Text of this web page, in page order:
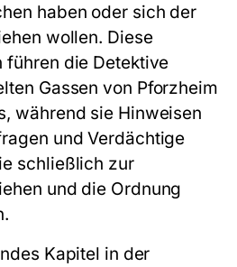
haben oder sich der
wollen. Diese
führen die Detektive
Gassen von Pforzheim
während sie Hinweisen
und Verdächtige
schließlich zur
und die Ordnung
Kapitel in der